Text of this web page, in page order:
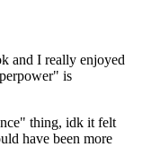
and I really enjoyed
is
thing, idk it felt
have been more